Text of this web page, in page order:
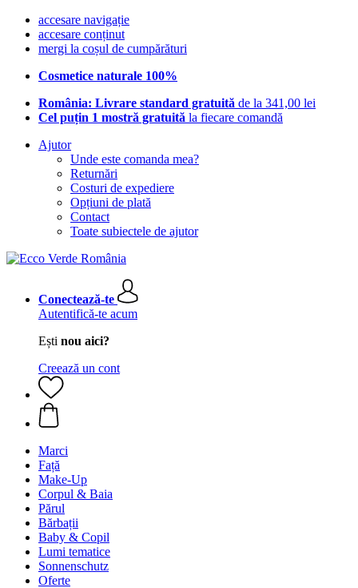
accesare navigație
accesare conținut
mergi la coșul de cumpărături
Cosmetice naturale 100%
România: Livrare standard gratuită de la 341,00 lei
Cel puțin 1 mostră gratuită la fiecare comandă
Ajutor
Unde este comanda mea?
Returnări
Costuri de expediere
Opțiuni de plată
Contact
Toate subiectele de ajutor
Conectează-te
Autentifică-te acum
Ești nou aici?
Creează un cont
Marci
Față
Make-Up
Corpul & Baia
Părul
Bărbații
Baby & Copil
Lumi tematice
Sonnenschutz
Oferte